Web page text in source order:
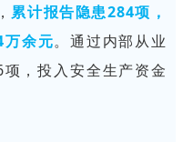
累计报告隐患284项，
余元。通过内部从业
，投入安全生产资金